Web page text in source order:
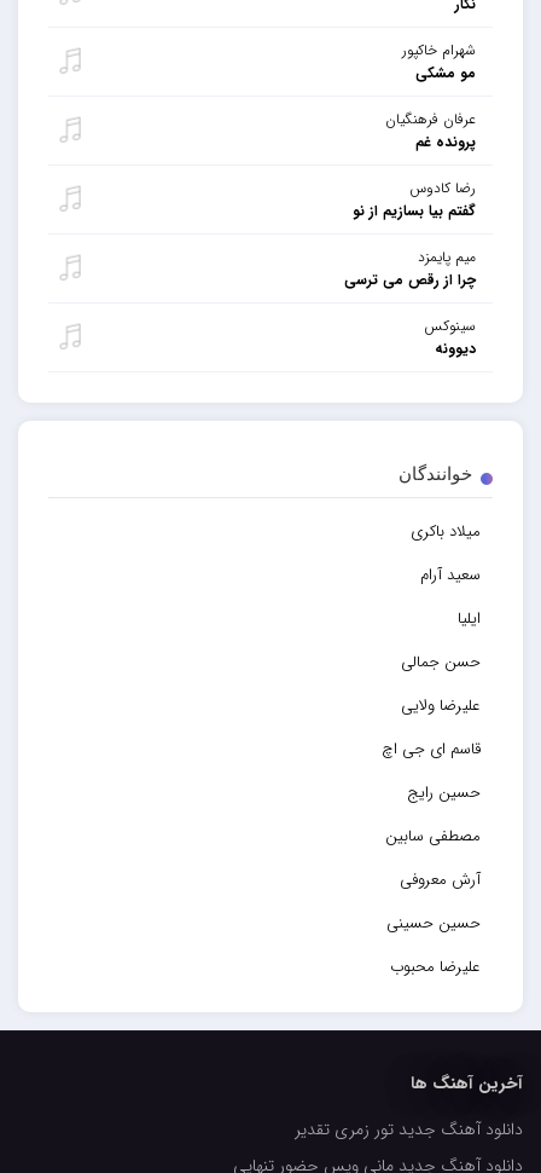
شهرام خاکپور
مو مشکی
عرفان فرهنگیان
پرونده غم
رضا کادوس
گفتم بیا بسازیم از نو
میم پایمزد
چرا از رقص می ترسی
سینوکس
دیوونه
خوانندگان
میلاد باکری
سعید آرام
ایلیا
حسن جمالی
علیرضا ولایی
قاسم ای جی اچ
حسین رایج
مصطفی سابین
آرش معروفی
حسین حسینی
علیرضا محبوب
حسین حصارکی
کاپیتان
مجید رضوی
آخرین آهنگ ها
دانلود آهنگ جدید تور زمری تقدیر
دانلود آهنگ جدید مانی ویس حضور تنهایی